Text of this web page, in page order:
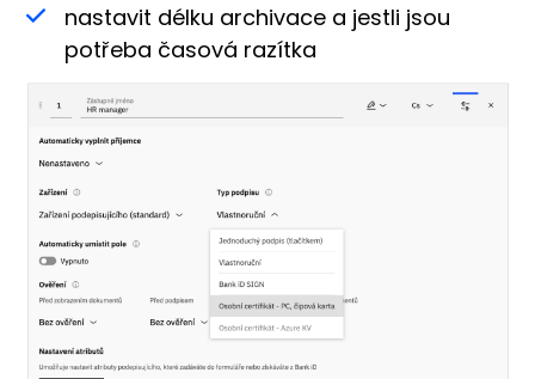
nastavit délku archivace a jestli jsou
potřeba časová razítka